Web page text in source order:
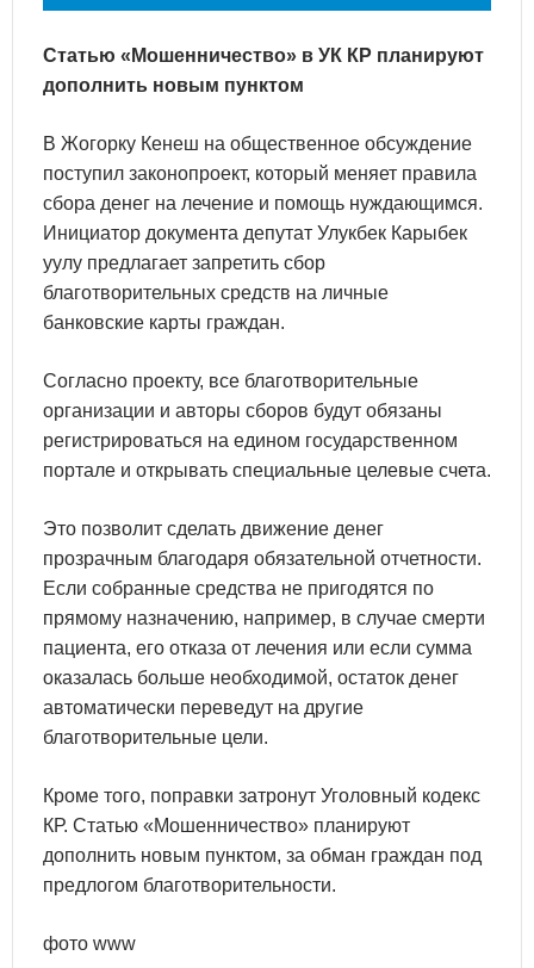
Статью «Мошенничество» в УК КР планируют
дополнить новым пунктом
В Жогорку Кенеш на общественное обсуждение
поступил законопроект, который меняет правила
сбора денег на лечение и помощь нуждающимся.
Инициатор документа депутат Улукбек Карыбек
уулу предлагает запретить сбор
благотворительных средств на личные
банковские карты граждан.
Согласно проекту, все благотворительные
организации и авторы сборов будут обязаны
регистрироваться на едином государственном
портале и открывать специальные целевые счета.
Это позволит сделать движение денег
прозрачным благодаря обязательной отчетности.
Если собранные средства не пригодятся по
прямому назначению, например, в случае смерти
пациента, его отказа от лечения или если сумма
оказалась больше необходимой, остаток денег
автоматически переведут на другие
благотворительные цели.
Кроме того, поправки затронут Уголовный кодекс
КР. Статью «Мошенничество» планируют
дополнить новым пунктом, за обман граждан под
предлогом благотворительности.
фото www